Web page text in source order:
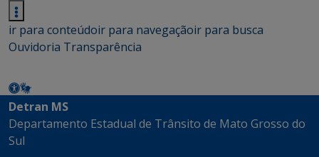
ir para conteúdoir para navegaçãoir para busca
Ouvidoria Transparência
Detran MS
Departamento Estadual de Trânsito de Mato Grosso do
Sul